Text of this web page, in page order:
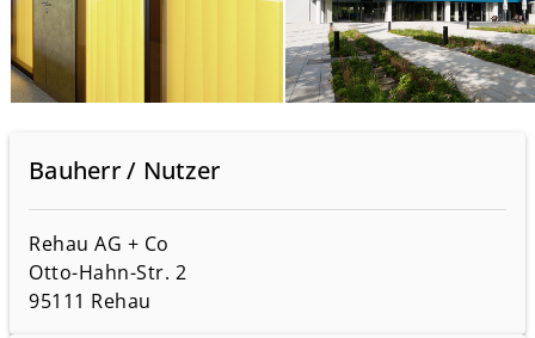
Bauherr / Nutzer
Rehau AG + Co
Otto-Hahn-Str. 2
95111 Rehau